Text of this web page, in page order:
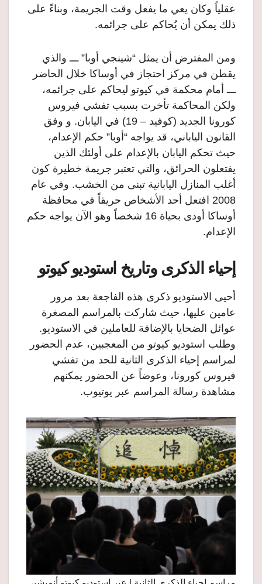
عقلياً وكان يعي ما يفعل وقت الجريمة، وبناءً على
ذلك يمكن أن يُحاكم على جرائمه.
ومن المفترض أن يمثل “شينجي أوبا” ـــ والذي
يقطن في مركز احتجاز في أوساكا خلال الحاضر
ـــ أمام محكمة في كيوتو ليحاكم على جرائمه،
ولكن المحاكمة تأخرت بسبب تفشي فيروس
كورونا الجديد (كوفيد – 19) في اليابان. و وفق
القانون الياباني، قد يواجه “أوبا” حكم الإعدام،
حيث تحكم اليابان بالإعدام على أولئك الذين
يفتعلون الحرائق، والتي تعتبر جريمة خطيرة كون
أغلب المنازل اليابانية تبنى من الخشب. وفي عام
2008 افتعل أحد الأشخاص حريقاً في محافظة
أوساكا أودى بحياة 16 شخصاً وهو الآن يواجه حكم
الإعدام.
إحياء الذكرى وتاريخ استوديو كيوتو
أحيى الاستوديو ذكرى هذه الفاجعة بعد مرور
عامين عليها، حيث شاركت بالمراسم المصغرة
عوائل الضحايا بالإضافة للعاملين في الاستوديو.
وطلب استوديو كيوتو من المعجبين، عدم الحضور
لمراسم إحياء الذكرى الثانية للحد من تفشي
فيروس كورونا، وعوضاً عن الحضور يمكنهم
مشاهدة رسالة المراسم عبر يوتيوب.